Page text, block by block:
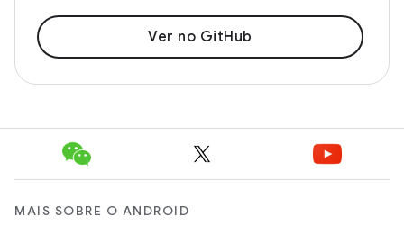
Ver no GitHub
MAIS SOBRE O ANDROID